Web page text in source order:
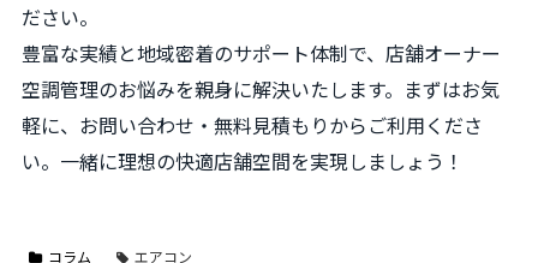
ださい。
豊富な実績と地域密着のサポート体制で、店舗オーナー
空調管理のお悩みを親身に解決いたします。まずはお気
軽に、お問い合わせ・無料見積もりからご利用くださ
い。一緒に理想の快適店舗空間を実現しましょう！
コラム エアコン